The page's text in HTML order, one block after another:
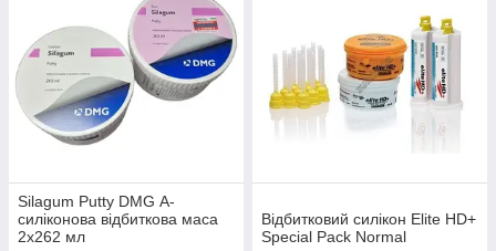
Silagum Putty DMG А-
силіконова відбиткова маса
2x262 мл
Відбитковий силікон Elite HD+
Special Pack Normal